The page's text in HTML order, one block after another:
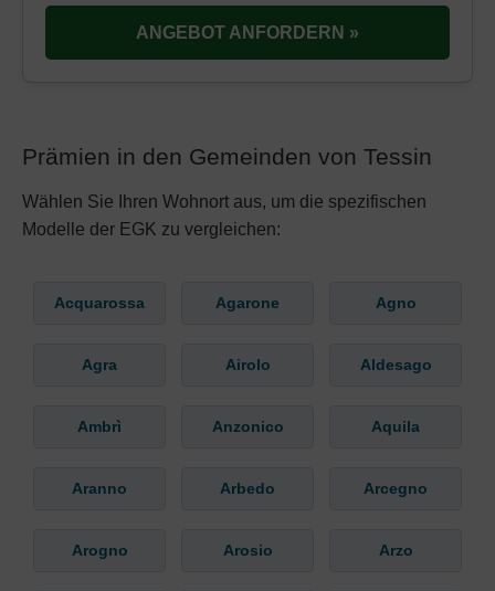
ANGEBOT ANFORDERN »
Prämien in den Gemeinden von Tessin
Wählen Sie Ihren Wohnort aus, um die spezifischen
Modelle der EGK zu vergleichen:
Acquarossa Agarone Agno
Agra Airolo Aldesago
Ambrì Anzonico Aquila
Aranno Arbedo Arcegno
Arogno Arosio Arzo